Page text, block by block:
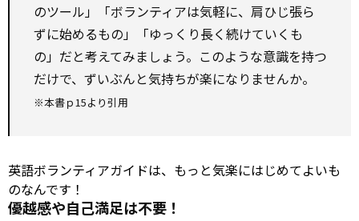
のツール」「ボランティアは気軽に、肩ひじ張ら
ずに始めるもの」「ゆっくり長く続けていくも
の」だと考えてみましょう。このような意識を持つ
だけで、ずいぶんと気持ちが楽になりませんか。
※本書ｐ15より引用
英語ボランティアガイドは、もっと気楽にはじめてよいも
のなんです！
優越感や自己満足は不要！